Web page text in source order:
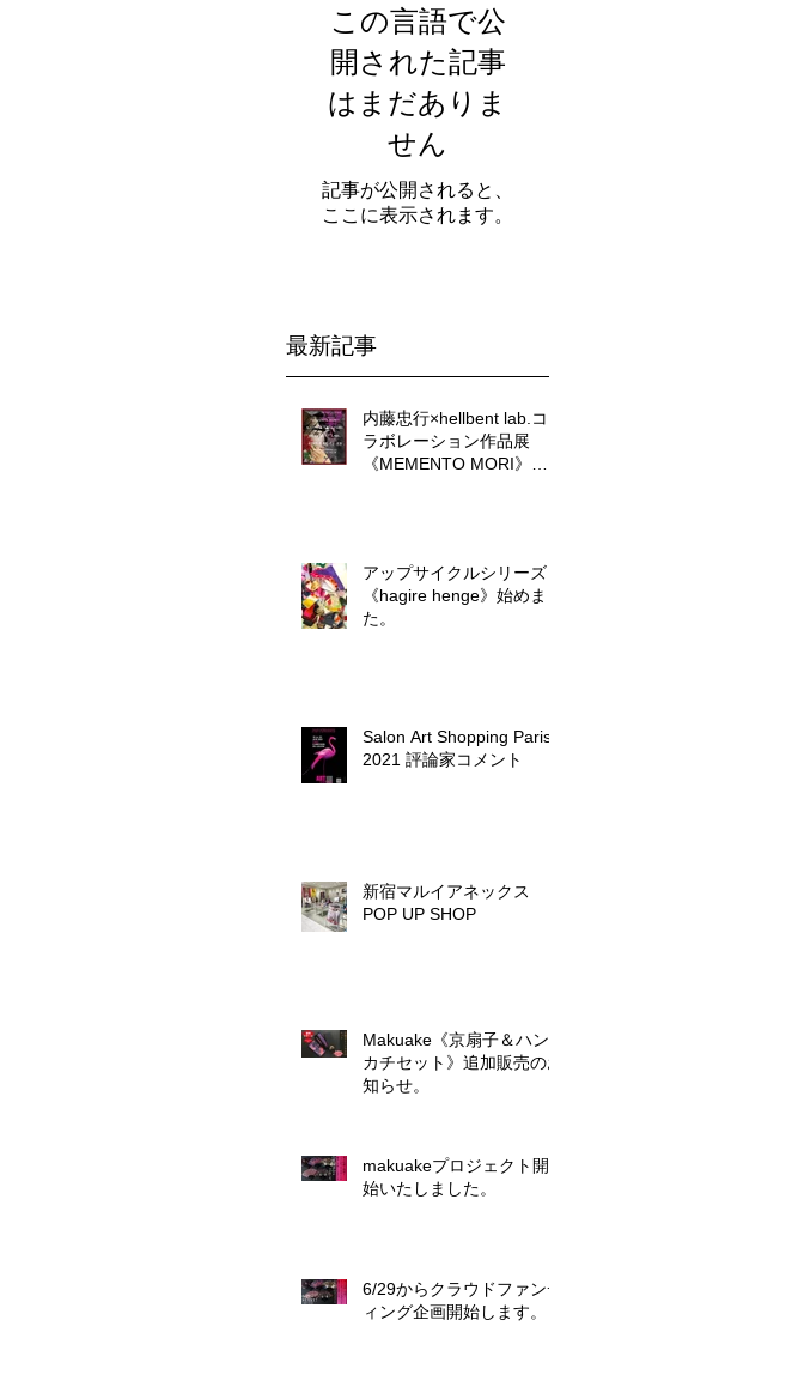
この言語で公
開された記事
はまだありま
せん
記事が公開されると、
ここに表示されます。
最新記事
内藤忠行×hellbent lab.コ
ラボレーション作品展
《MEMENTO MORI》に
アップサイクルシリーズ
《hagire henge》始めまし
た。
Salon Art Shopping Paris
2021 評論家コメント
新宿マルイアネックス
POP UP SHOP
Makuake《京扇子＆ハン
カチセット》追加販売のお
知らせ。
makuakeプロジェクト開
始いたしました。
6/29からクラウドファンデ
ィング企画開始します。